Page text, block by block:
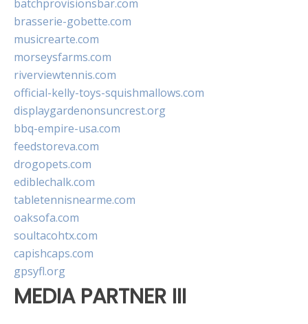
batchprovisionsbar.com
brasserie-gobette.com
musicrearte.com
morseysfarms.com
riverviewtennis.com
official-kelly-toys-squishmallows.com
displaygardenonsuncrest.org
bbq-empire-usa.com
feedstoreva.com
drogopets.com
ediblechalk.com
tabletennisnearme.com
oaksofa.com
soultacohtx.com
capishcaps.com
gpsyfl.org
MEDIA PARTNER III